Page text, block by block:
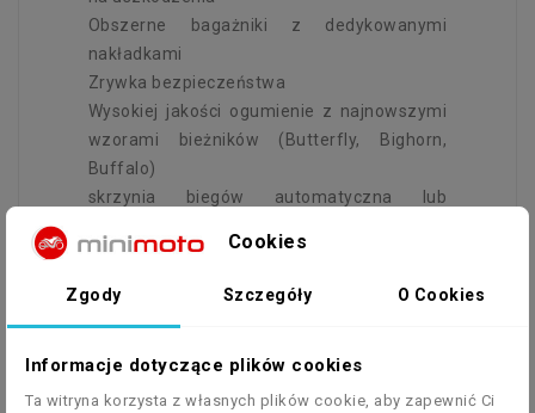
Obszerne bagażniki z dedykowanymi
nakładkami
Zrywka bezpieczeństwa
Wysokiej jakości ogumienie z najnowszymi
wzorami bieżników (Butterfly, Bighorn,
Buffalo)
skrzynia biegów automatyczna lub
do wieku użytkownika
olejowe zapewniające idealne tłumienie
elementów metalowych
światła LED zapewniające niski pobór prądu
Cookies
Zgody Szczegóły O Cookies
Informacje dotyczące plików cookies
Ta witryna korzysta z własnych plików cookie, aby zapewnić Ci